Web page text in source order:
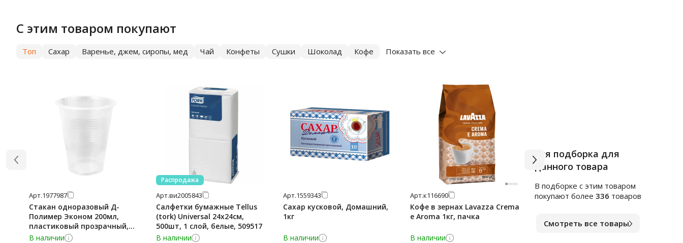
С этим товаром покупают
Топ Сахар Варенье, джем, сиропы, мед Чай Конфеты Сушки Шоколад Кофе Показать все
Арт.1977987
Стакан одноразовый Д-
Полимер Эконом 200мл,
пластиковый прозрачный,
100шт/уп
В наличии
Распродажа
Арт.ви2005843
Салфетки бумажные Tellus
(tork) Universal 24х24см,
500шт, 1 слой, белые, 509517
В наличии
Арт.1559343
Сахар кусковой, Домашний,
1кг
В наличии
Арт.к116690
Кофе в зернах Lavazza Crema
е Aroma 1кг, пачка
В наличии
Арт.м2088861
Вся подборка для
данного товара
В подборке c этим товаром
покупают более 336 товаров
Смотреть все товары